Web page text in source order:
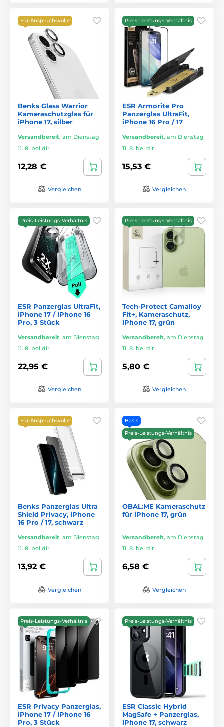
Für Anspruchsvolle
Benks Glass Warrior
Kameraschutzglas für
iPhone 17, silber
Versandbereit, am Dienstag
11. 8. bei dir
12,28 €
Vergleichen
Preis-Leistungs-Verhältnis
ESR Armorite Pro
Panzerglas UltraFit,
iPhone 16 Pro / 17
Versandbereit, am Dienstag
11. 8. bei dir
15,53 €
Vergleichen
Preis-Leistungs-Verhältnis
ESR Panzerglas UltraFit,
iPhone 17 / iPhone 16
Pro, 3 Stück
Versandbereit, am Dienstag
11. 8. bei dir
22,95 €
Vergleichen
Preis-Leistungs-Verhältnis
Tech-Protect Camalloy
Fit+, Kameraschutz,
iPhone 17, grün
Versandbereit, am Dienstag
11. 8. bei dir
5,80 €
Vergleichen
Für Anspruchsvolle
Benks Panzerglas Ultra
Shield Privacy, iPhone
16 Pro / 17, schwarz
Versandbereit, am Dienstag
11. 8. bei dir
13,92 €
Vergleichen
Basis
Preis-Leistungs-Verhältnis
OBAL:ME Kameraschutz
für iPhone 17, grün
Versandbereit, am Dienstag
11. 8. bei dir
6,58 €
Vergleichen
Preis-Leistungs-Verhältnis
ESR Privacy Panzerglas,
iPhone 17 / iPhone 16
Pro, 3 Stück
Preis-Leistungs-Verhältnis
ESR Classic Hybrid
MagSafe + Panzerglas,
iPhone 17, schwarz